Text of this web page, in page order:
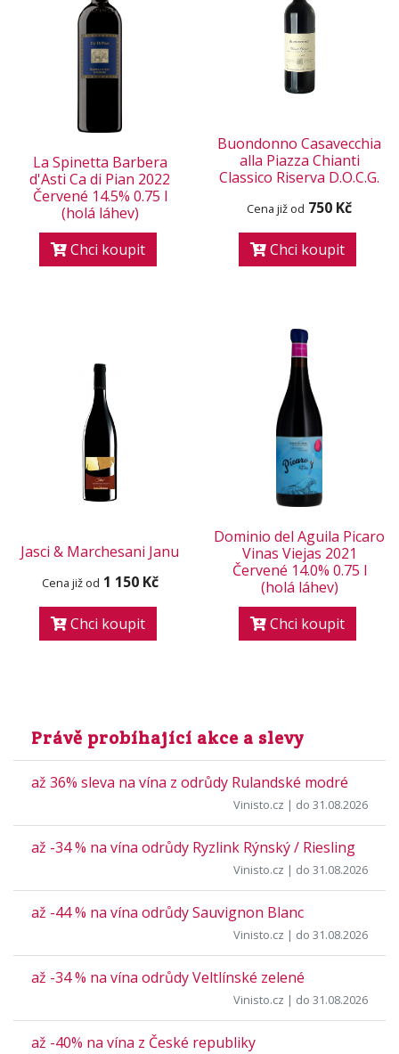
La Spinetta Barbera
d'Asti Ca di Pian 2022
Červené 14.5% 0.75 l
(holá láhev)
Chci koupit
Buondonno Casavecchia
alla Piazza Chianti
Classico Riserva D.O.C.G.
Cena již od 750 Kč
Chci koupit
Jasci & Marchesani Janu
Cena již od 1 150 Kč
Chci koupit
Dominio del Aguila Picaro
Vinas Viejas 2021
Červené 14.0% 0.75 l
(holá láhev)
Chci koupit
Právě probíhající akce a slevy
až 36% sleva na vína z odrůdy Rulandské modré
Vinisto.cz | do 31.08.2026
až -34 % na vína odrůdy Ryzlink Rýnský / Riesling
Vinisto.cz | do 31.08.2026
až -44 % na vína odrůdy Sauvignon Blanc
Vinisto.cz | do 31.08.2026
až -34 % na vína odrůdy Veltlínské zelené
Vinisto.cz | do 31.08.2026
až -40% na vína z České republiky